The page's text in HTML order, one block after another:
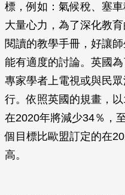
標，例如：氣候稅、塞
大量心力，為了深化教
閱讀的教學手冊，好讓
能有適度的討論。英國
專家學者上電視或與民
行。依照英國的規畫，
在2020年將減少34％，
個目標比歐盟訂定的在
高。